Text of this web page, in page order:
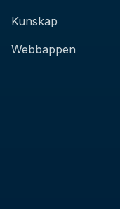
Kunskap
Webbappen